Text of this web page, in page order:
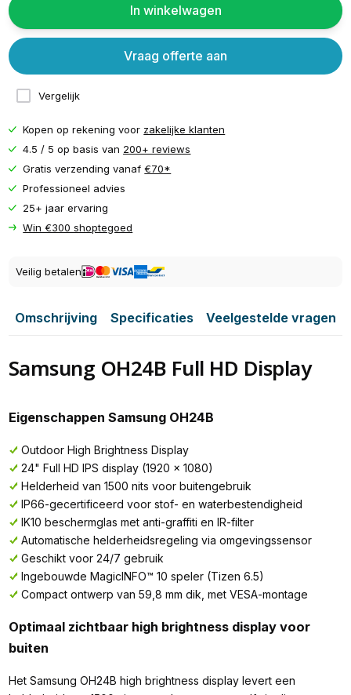
In winkelwagen
Vergelijk
Vraag offerte aan
Kopen op rekening voor zakelijke klanten
4.5 / 5 op basis van 200+ reviews
Gratis verzending vanaf€70*
Professioneel advies
25+ jaar ervaring
Win €300 shoptegoed
Veilig betalen
Omschrijving Specificaties Veelgestelde vragen
Samsung OH24B Full HD Display
Eigenschappen Samsung OH24B
Outdoor High Brightness Display
24" Full HD IPS display (1920 x 1080)
Helderheid van 1500 nits voor buitengebruik
IP66-gecertificeerd voor stof- en waterbestendigheid
IK10 beschermglas met anti-graffiti en IR-filter
Automatische helderheidsregeling via omgevingssensor
Geschikt voor 24/7 gebruik
Ingebouwde MagicINFO™ 10 speler (Tizen 6.5)
Compact ontwerp van 59,8 mm dik, met VESA-montage
Optimaal zichtbaar high brightness display voor
buiten
Het Samsung OH24B high brightness display levert een